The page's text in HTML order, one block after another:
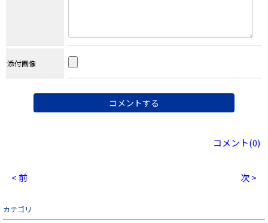
添付画像
コメント(0)
< 前 次 >
カテゴリ